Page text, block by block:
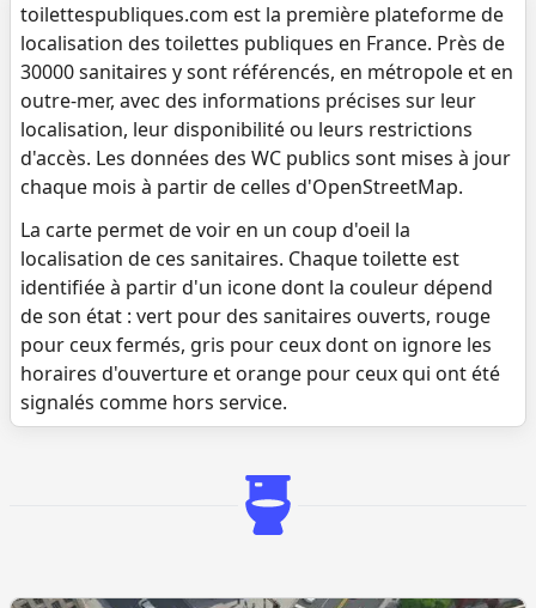
toilettespubliques.com est la première plateforme de
localisation des toilettes publiques en France. Près de
30000 sanitaires y sont référencés, en métropole et en
outre-mer, avec des informations précises sur leur
localisation, leur disponibilité ou leurs restrictions
d'accès. Les données des WC publics sont mises à jour
chaque mois à partir de celles d'OpenStreetMap.
La carte permet de voir en un coup d'oeil la
localisation de ces sanitaires. Chaque toilette est
identifiée à partir d'un icone dont la couleur dépend
de son état : vert pour des sanitaires ouverts, rouge
pour ceux fermés, gris pour ceux dont on ignore les
horaires d'ouverture et orange pour ceux qui ont été
signalés comme hors service.